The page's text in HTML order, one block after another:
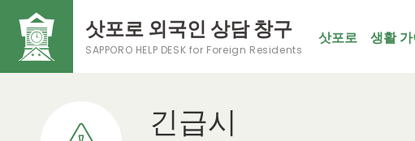
삿포로 외국인 상담 창구
SAPPORO HELP DESK for Foreign Residents
삿포로 생활 가
긴급시